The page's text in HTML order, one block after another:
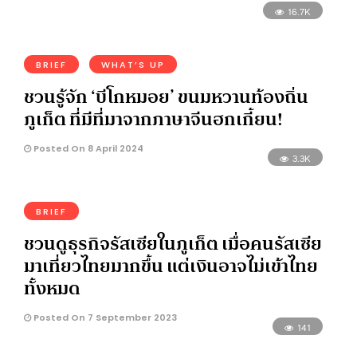
16.7K
BRIEF WHAT’S UP
ชวนรู้จัก ‘บีโกหมอย’ ขนมหวานท้องถิ่น
ภูเก็ต ที่มีที่มาจากภาษาจีนฮกเกี้ยน!
Posted On 8 April 2024
3.3K
BRIEF
ชวนดูธุรกิจรัสเซียในภูเก็ต เมื่อคนรัสเซีย
มาเที่ยวไทยมากขึ้น แต่เงินอาจไม่เข้าไทย
ทั้งหมด
Posted On 7 September 2023
141